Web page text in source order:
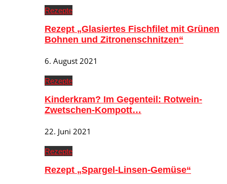
Rezepte
Rezept „Glasiertes Fischfilet mit Grünen
Bohnen und Zitronenschnitzen“
6. August 2021
Rezepte
Kinderkram? Im Gegenteil: Rotwein-
Zwetschen-Kompott…
22. Juni 2021
Rezepte
Rezept „Spargel-Linsen-Gemüse“